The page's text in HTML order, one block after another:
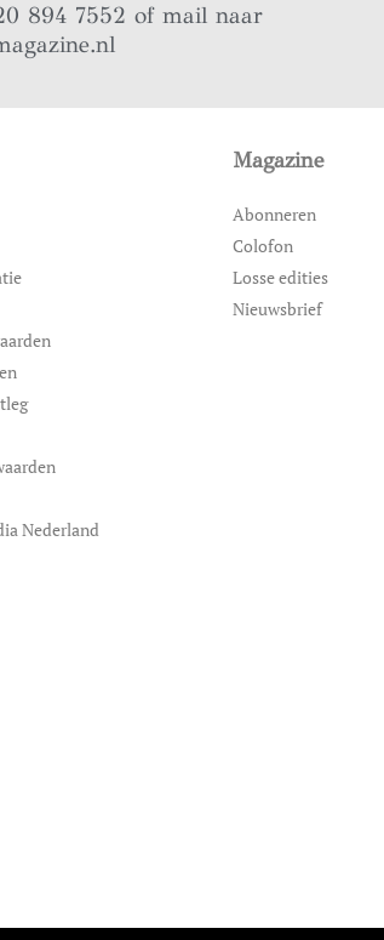
894 7552 of mail naar
Nederland
Magazine
Abonneren
Colofon
Losse edities
Nieuwsbrief